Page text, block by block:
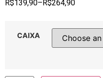
R$139,90– R$264,90
CAIXA